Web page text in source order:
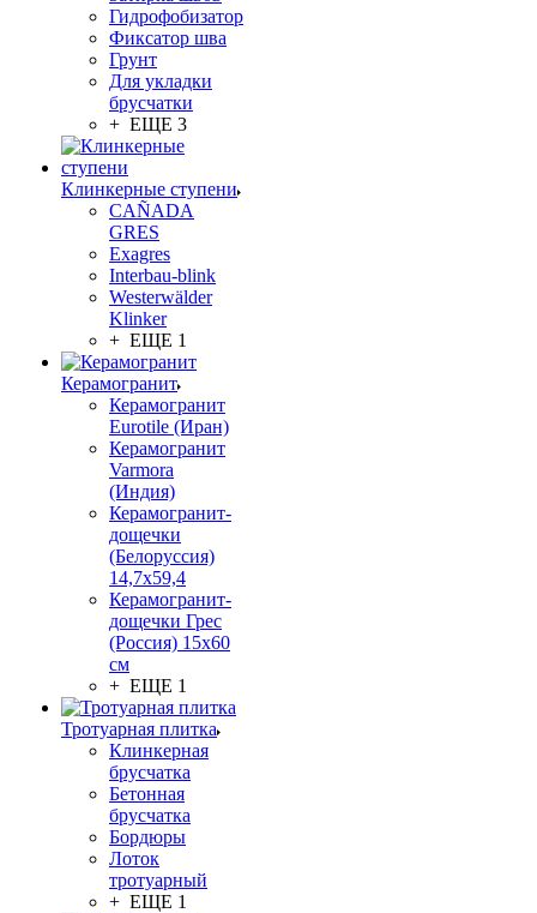
Гидрофобизатор
Фиксатор шва
Грунт
Для укладки
брусчатки
+ ЕЩЕ 3
Клинкерные ступени
CAÑADA
GRES
Exagres
Interbau-blink
Westerwälder
Klinker
+ ЕЩЕ 1
Керамогранит
Керамогранит
Eurotile (Иран)
Керамогранит
Varmora
(Индия)
Керамогранит-
дощечки
(Белоруссия)
14,7x59,4
Керамогранит-
дощечки Грес
(Россия) 15х60
см
+ ЕЩЕ 1
Тротуарная плитка
Клинкерная
брусчатка
Бетонная
брусчатка
Бордюры
Лоток
тротуарный
+ ЕЩЕ 1